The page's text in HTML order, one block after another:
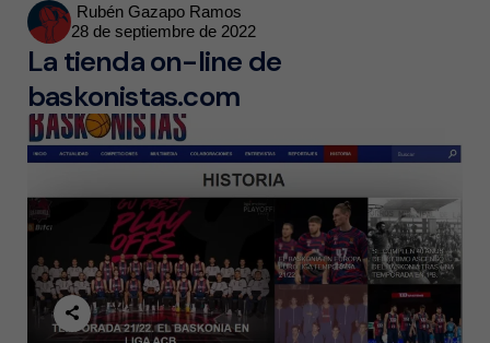
Posted
by
Rubén Gazapo Ramos
28 de septiembre de 2022
La tienda on-line de
baskonistas.com